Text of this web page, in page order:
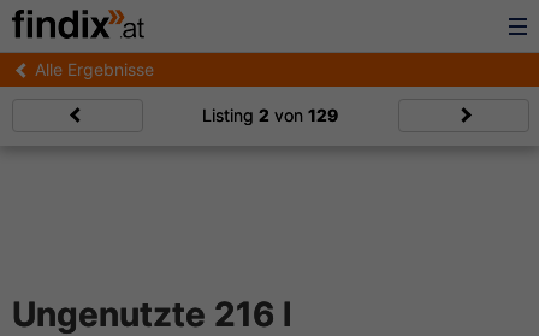
Alle Ergebnisse
Listing 2 von 129
Ungenutzte 216 l